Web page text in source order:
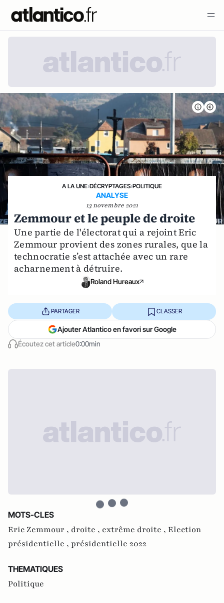
A LA UNE›DÉCRYPTAGES›POLITIQUE
ANALYSE
13 novembre 2021
Zemmour et le peuple de droite
Une partie de l'électorat qui a rejoint Eric
Zemmour provient des zones rurales, que la
technocratie s’est attachée avec un rare
acharnement à détruire.
Roland Hureaux
Écoutez cet article0:00min
PARTAGER CLASSER
Ajouter Atlantico en favori sur Google
MOTS-CLES
Eric Zemmour , droite , extrême droite , Election
présidentielle , présidentielle 2022
THEMATIQUES
Politique